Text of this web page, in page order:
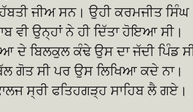
ਜੀਅ ਸਨ। ਉਹੀ ਕਰਮਜੀਤ ਸਿੰਘ
ਵੀ ਉਨ੍ਹਾਂ ਨੇ ਹੀ ਦਿੱਤਾ ਹੋਇਆ ਸੀ।
ਦੇ ਬਿਲਕੁਲ ਕੰਢੇ ਉਸ ਦਾ ਜੱਦੀ ਪਿੰਡ
ਗੋਤ ਸੀ ਪਰ ਉਸ ਲਿਖਿਆ ਕਦੇ ਨਾ।
ਸ੍ਰੀ ਫਤਿਹਗੜ੍ਹ ਸਾਹਿਬ ਲੈ ਗਏ।